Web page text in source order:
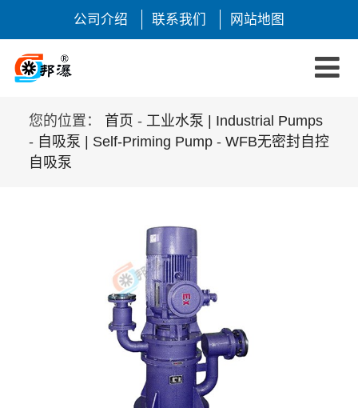
公司介绍 联系我们 网站地图
您的位置： 首页 - 工业水泵 | Industrial Pumps
- 自吸泵 | Self-Priming Pump- WFB无密封自控
自吸泵